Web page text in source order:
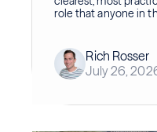
role that anyone in
Rich Rosser
July 26,